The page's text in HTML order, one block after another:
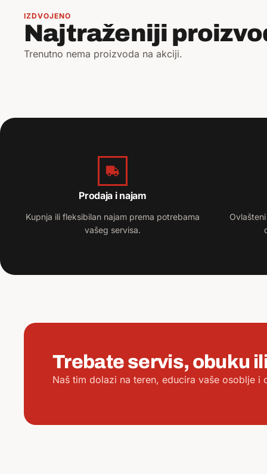
IZDVOJENO
Najtraženiji
Trenutno nema proizvoda na akciji.
Prodaja i najam
Kupnja ili fleksibilan najam prema potrebama
vašeg servisa.
Trebate servis, obuku
Naš tim dolazi na teren, educira vaše osoblje i